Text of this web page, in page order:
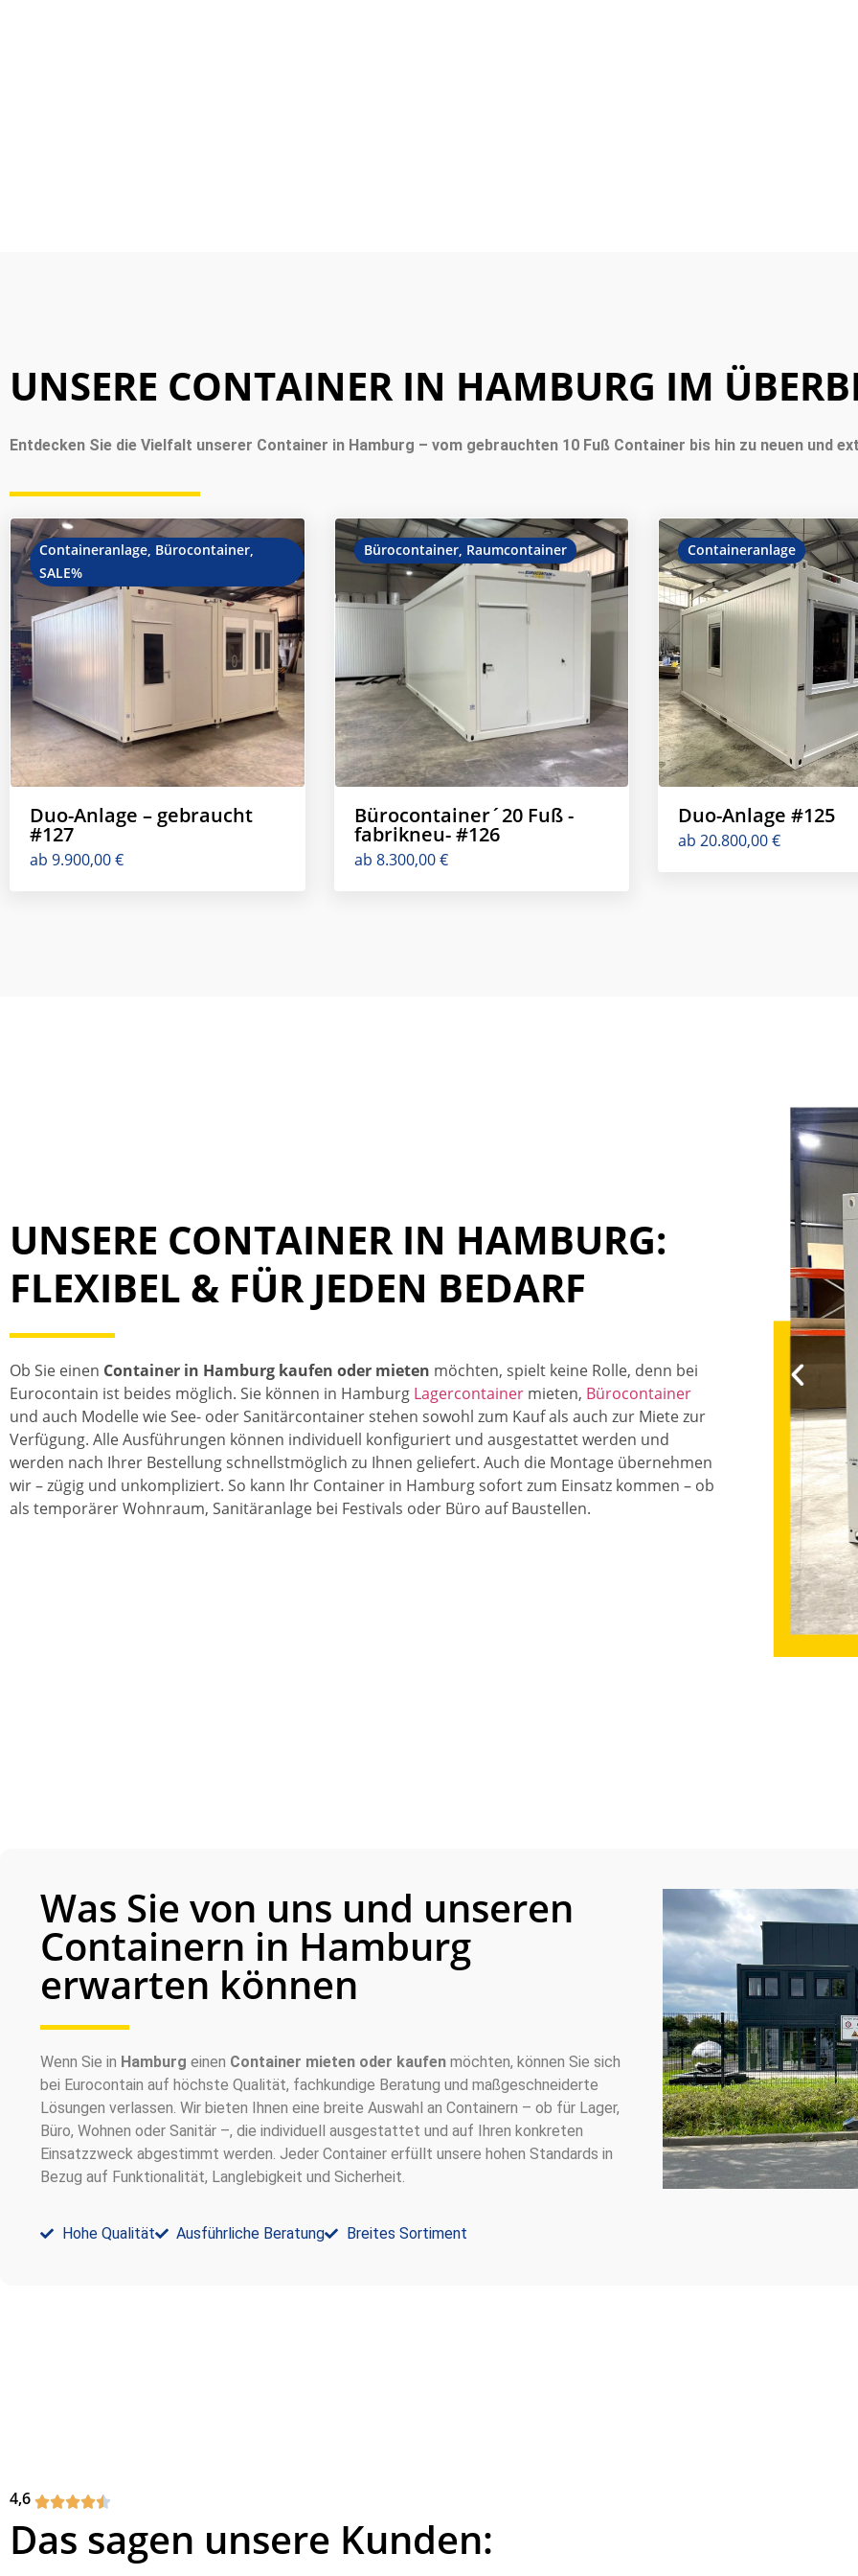
UNSERE CONTAINER IN HAMBURG IM
Entdecken Sie die Vielfalt unserer Container in Hamburg – vom gebrauchten 10 Fuß Container bis hin zu neuen und
Containeranlage, Bürocontainer,
SALE%
Duo-Anlage – gebraucht
#127
ab 9.900,00€
Bürocontainer, Raumcontainer
Bürocontainer´20 Fuß -
fabrikneu- #126
ab 8.300,00€
Containeranlage
Duo-Anlage #125
ab 20.800,00€
UNSERE CONTAINER IN HAMBURG:
FLEXIBEL & FÜR JEDEN BEDARF
Ob Sie einen Container in Hamburg kaufen oder mieten möchten, spielt keine Rolle, denn bei
Eurocontain ist beides möglich. Sie können in Hamburg Lagercontainer mieten, Bürocontainer
und auch Modelle wie See- oder Sanitärcontainer stehen sowohl zum Kauf als auch zur Miete zur
Verfügung. Alle Ausführungen können individuell konfiguriert und ausgestattet werden und
werden nach Ihrer Bestellung schnellstmöglich zu Ihnen geliefert. Auch die Montage übernehmen
wir – zügig und unkompliziert. So kann Ihr Container in Hamburg sofort zum Einsatz kommen – ob
als temporärer Wohnraum, Sanitäranlage bei Festivals oder Büro auf Baustellen.
Was Sie von uns und unseren
Containern in Hamburg
erwarten können
Wenn Sie in Hamburg einen Container mieten oder kaufen möchten, können Sie sich
bei Eurocontain auf höchste Qualität, fachkundige Beratung und maßgeschneiderte
Lösungen verlassen. Wir bieten Ihnen eine breite Auswahl an Containern – ob für Lager,
Büro, Wohnen oder Sanitär –, die individuell ausgestattet und auf Ihren konkreten
Einsatzzweck abgestimmt werden. Jeder Container erfüllt unsere hohen Standards in
Bezug auf Funktionalität, Langlebigkeit und Sicherheit.
Hohe Qualität Ausführliche Beratung Breites Sortiment
4,6
Das sagen unsere Kunden: